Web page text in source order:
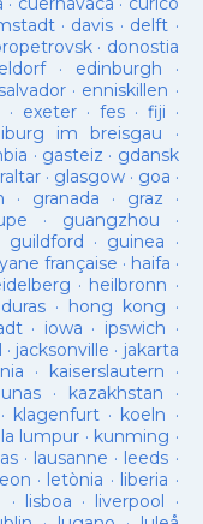
· davis · delft ·
· donostia
· edinburgh ·
· enniskillen ·
· exeter· fes· fiji ·
im breisgau ·
· gasteiz · gdansk
· glasgow· goa ·
· granada · graz ·
· guangzhou ·
guildford · guinea ·
française · haifa ·
· heilbronn ·
· hong kong ·
· iowa · ipswich ·
· jacksonville · jakarta
· kaiserslautern ·
· kazakhstan ·
klagenfurt · koeln ·
lumpur · kunming ·
· lausanne · leeds ·
· letònia · liberia ·
· lisboa · liverpool ·